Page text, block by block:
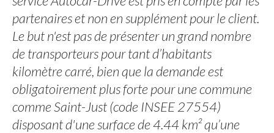
partenaires et non en supplément pour le client.
Le but n'est pas de présenter un grand nombre
de transporteurs pour tant d’habitants
kilomètre carré, bien que la demande est
obligatoirement plus forte pour une commune
comme Saint-Just (code INSEE 27554)
disposant d'une surface de 4.44 km² qu’une